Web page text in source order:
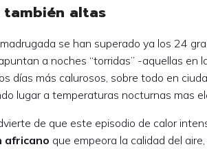
también altas
se han superado ya los 24
a noches “torridas” -aquellas en
días más calurosos, sobre todo en
lugar a temperaturas nocturnas mas
de que este episodio de calor
africano que empeora la calidad del